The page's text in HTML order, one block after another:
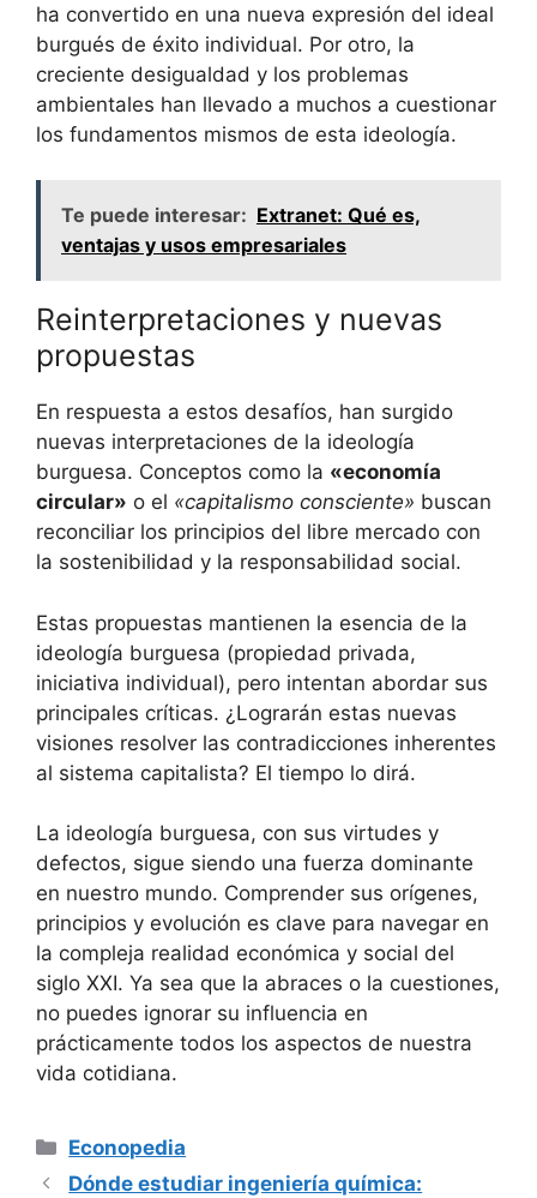
ha convertido en una nueva expresión del ideal
burgués de éxito individual. Por otro, la
creciente desigualdad y los problemas
ambientales han llevado a muchos a cuestionar
los fundamentos mismos de esta ideología.
Te puede interesar: Extranet: Qué es,
ventajas y usos empresariales
Reinterpretaciones y nuevas
propuestas
En respuesta a estos desafíos, han surgido
nuevas interpretaciones de la ideología
burguesa. Conceptos como la «economía
circular» o el «capitalismo consciente» buscan
reconciliar los principios del libre mercado con
la sostenibilidad y la responsabilidad social.
Estas propuestas mantienen la esencia de la
ideología burguesa (propiedad privada,
iniciativa individual), pero intentan abordar sus
principales críticas. ¿Lograrán estas nuevas
visiones resolver las contradicciones inherentes
al sistema capitalista? El tiempo lo dirá.
La ideología burguesa, con sus virtudes y
defectos, sigue siendo una fuerza dominante
en nuestro mundo. Comprender sus orígenes,
principios y evolución es clave para navegar en
la compleja realidad económica y social del
siglo XXI. Ya sea que la abraces o la cuestiones,
no puedes ignorar su influencia en
prácticamente todos los aspectos de nuestra
vida cotidiana.
Categorías
Econopedia
Dónde estudiar ingeniería química: